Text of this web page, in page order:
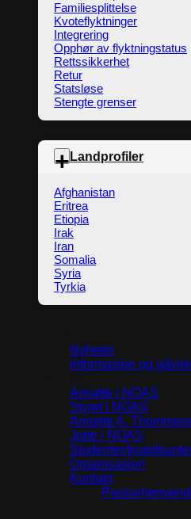
Familiesplittelse
Kvoteflyktninger
Integrering
Opphør av flyktningstatus
Rettssikkerhet
Retur
Statsløse
Stengte grenser
Landprofiler
Afghanistan
Eritrea
Etiopia
Irak
Iran
Somalia
Syria
Tyrkia
Nyheter
Informasjon og
Ansatte i NOAS
Styret i NOAS
Annette A.
Jobb i NOAS
Studenter/
Organisasjon
Kontakt